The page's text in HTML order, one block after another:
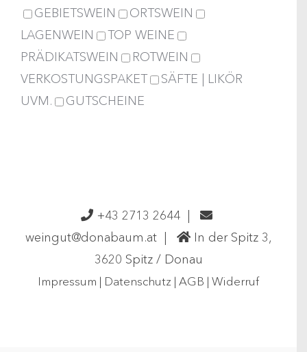
GEBIETSWEIN
ORTSWEIN
LAGENWEIN
TOP WEINE
PRÄDIKATSWEIN
ROTWEIN
VERKOSTUNGSPAKET
SÄFTE | LIKÖR
UVM.
GUTSCHEINE
+43 2713 2644
weingut@donabaum.at
In der Spitz 3,
3620 Spitz / Donau
Impressum | Datenschutz | AGB | Widerruf